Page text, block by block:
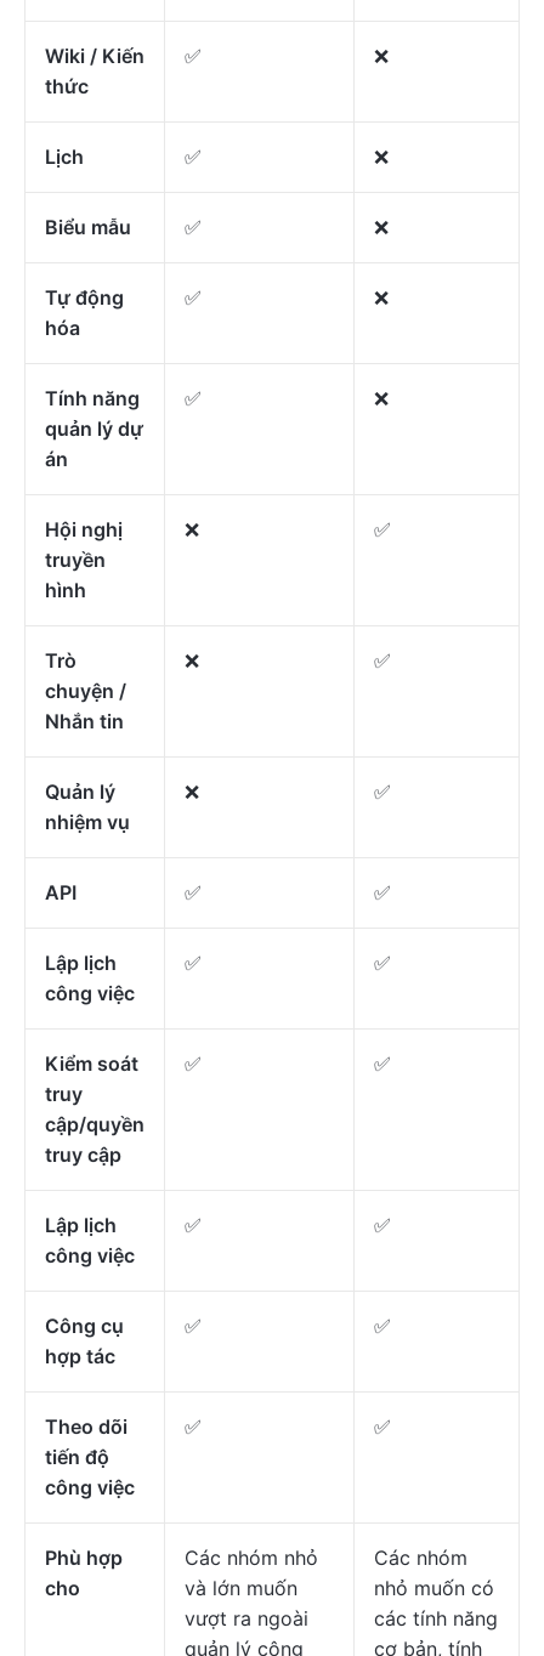
Wiki / Kiến
thức
✅ ❌
Lịch ✅ ❌
Biểu mẫu ✅ ❌
Tự động
hóa
✅ ❌
Tính năng
quản lý dự
án
✅ ❌
Hội nghị
truyền
hình
❌ ✅
Trò
chuyện /
Nhắn tin
❌ ✅
Quản lý
nhiệm vụ
❌ ✅
API ✅ ✅
Lập lịch
công việc
✅ ✅
Kiểm soát
truy
cập/quyền
truy cập
✅ ✅
Lập lịch
công việc
✅ ✅
Công cụ
hợp tác
✅ ✅
Theo dõi
tiến độ
công việc
✅ ✅
Phù hợp
cho
Các nhóm nhỏ
và lớn muốn
vượt ra ngoài
quản lý công
Các nhóm
nhỏ muốn có
các tính năng
cơ bản, tính